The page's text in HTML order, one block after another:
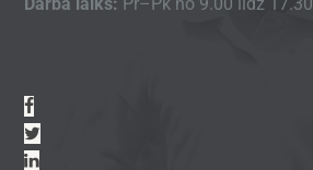
Darba laiks: Pr–Pk no 9.00 līdz 17.30